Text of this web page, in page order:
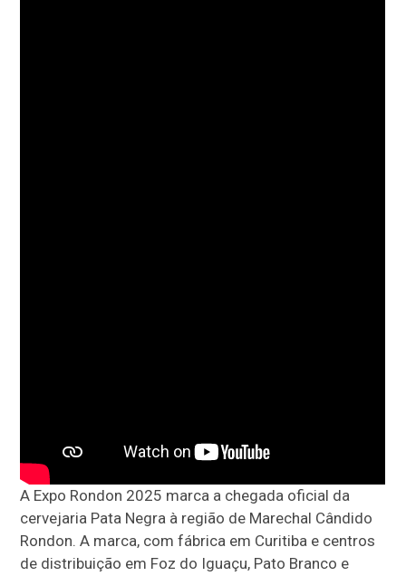
A Expo Rondon 2025 marca a chegada oficial da
cervejaria Pata Negra à região de Marechal Cândido
Rondon. A marca, com fábrica em Curitiba e centros
de distribuição em Foz do Iguaçu, Pato Branco e